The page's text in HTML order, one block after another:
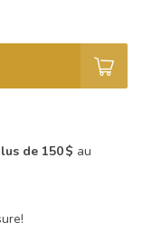
de 150 $ au